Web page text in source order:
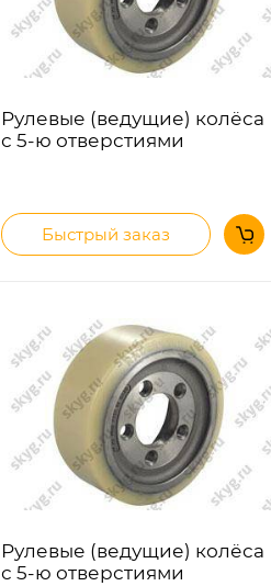
Рулевые (ведущие) колёса
с 5-ю отверстиями
Быстрый заказ
Рулевые (ведущие) колёса
с 5-ю отверстиями